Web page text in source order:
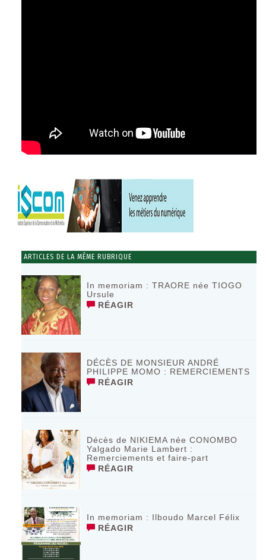
ARTICLES DE LA MÊME RUBRIQUE
In memoriam : TRAORE née TIOGO
Ursule
RÉAGIR
DÉCÈS DE MONSIEUR ANDRÉ
PHILIPPE MOMO : REMERCIEMENTS
RÉAGIR
Décès de NIKIEMA née CONOMBO
Yalgado Marie Lambert :
Remerciements et faire-part
RÉAGIR
In memoriam : Ilboudo Marcel Félix
RÉAGIR